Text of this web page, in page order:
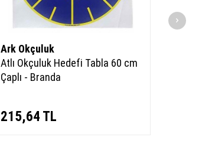
Ark Okçuluk
Atlı Okçuluk Hedefi Tabla 60 cm
Çaplı - Branda
215,64 TL